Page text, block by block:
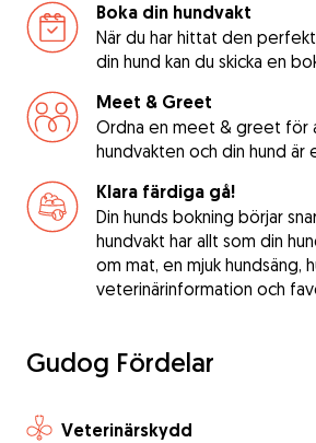
Boka din hundvakt
När du har hittat den
din hund kan du skicka en
Meet & Greet
Ordna en meet & greet för
hundvakten och din hund är
Klara färdiga gå!
Din hunds bokning börjar
hundvakt har allt som din
om mat, en mjuk hundsäng,
veterinärinformation och
Gudog Fördelar
Veterinärskydd